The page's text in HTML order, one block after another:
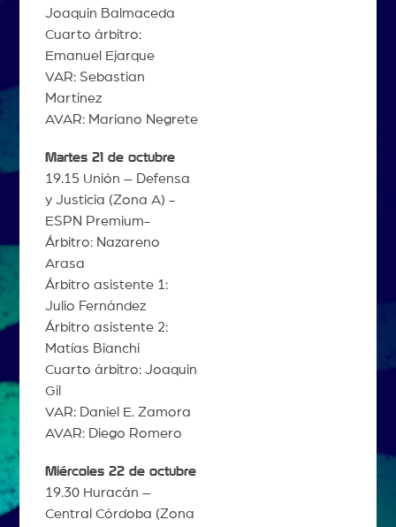
Joaquin Balmaceda
Cuarto árbitro:
Emanuel Ejarque
VAR: Sebastian
Martinez
AVAR: Mariano Negrete
Martes 21 de octubre
19.15 Unión – Defensa
y Justicia (Zona A) -
ESPN Premium-
Árbitro: Nazareno
Arasa
Árbitro asistente 1:
Julio Fernández
Árbitro asistente 2:
Matías Bianchi
Cuarto árbitro: Joaquin
Gil
VAR: Daniel E. Zamora
AVAR: Diego Romero
Miércoles 22 de octubre
19.30 Huracán –
Central Córdoba (Zona